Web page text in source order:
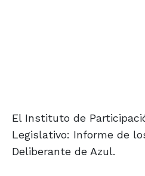
El Instituto de
Legislativo: Informe de
Deliberante de Azul.